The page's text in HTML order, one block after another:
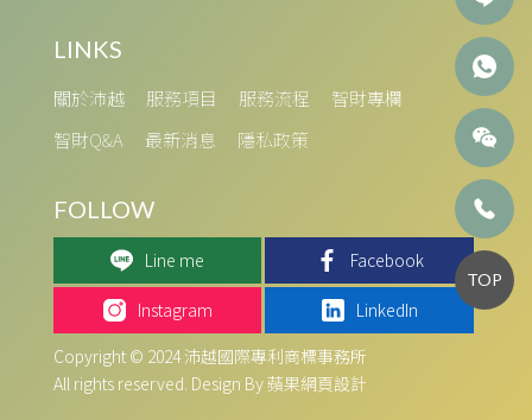
關於沛越 服務項目 服務流程
智財專欄
智財Q&A
最新消息 隱私政策
Line me Facebook
Instagram
LinkedIn
Copyright © 2024 沛越國際專利商標事務所
All rights reserved. Design By 蘋果網頁設計
TOP